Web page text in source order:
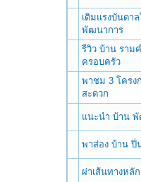
เติมแรงบันดา
พัฒนาการ
รีวิว บ้าน ราม
ครอบครัว
พาชม 3 โครง
สะดวก
แนะนำ บ้าน
พาส่อง บ้าน ปิ่
ผ่าเส้นทางหลั